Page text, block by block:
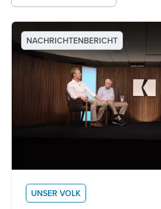
NACHRICHTENBERICHT
UNSER VOLK